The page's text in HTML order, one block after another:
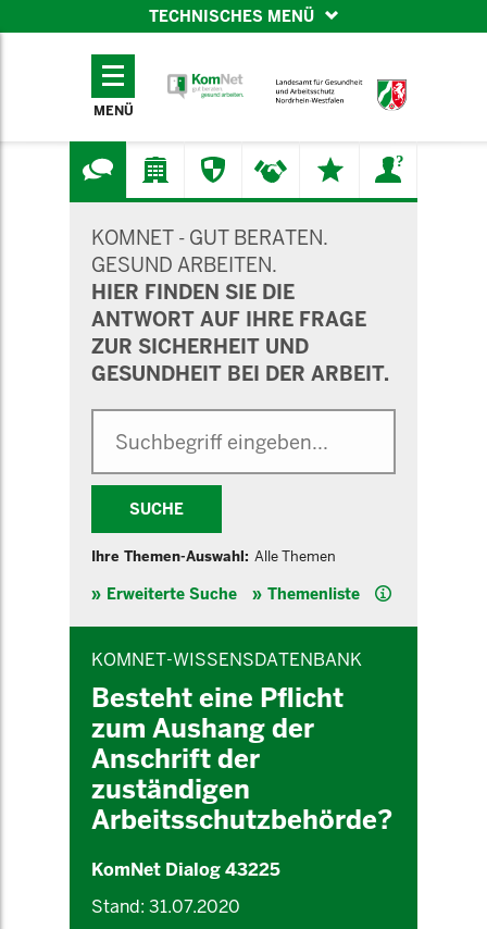
TECHNISCHES MENÜ
TECHNISCHES
MENÜ
KOMNET - GUT BERATEN.
GESUND ARBEITEN.
HIER FINDEN SIE DIE
ANTWORT AUF IHRE FRAGE
ZUR SICHERHEIT UND
GESUNDHEIT BEI DER ARBEIT.
SUCHE
Ihre Themen-Auswahl: Alle Themen
Erweiterte Suche Themenliste Hilfe
KOMNET-WISSENSDATENBANK
Besteht eine Pflicht
zum Aushang der
Anschrift der
zuständigen
Arbeitsschutzbehörde?
KomNet Dialog 43225
Stand: 31.07.2020